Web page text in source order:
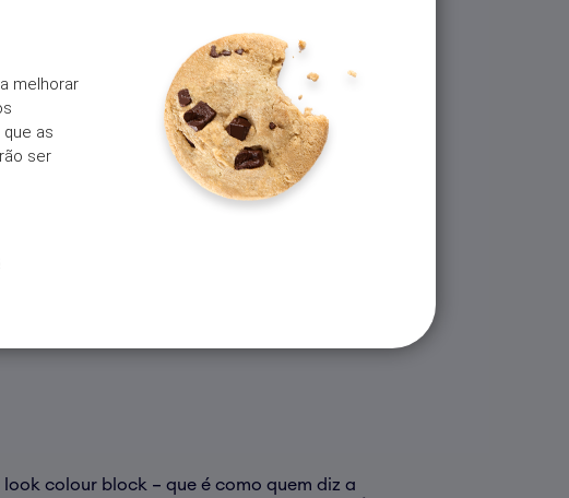
melhorar
as
ser
colour block – que é como quem diz a